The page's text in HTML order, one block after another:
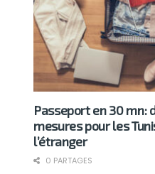
Passeport en 30 mn:
mesures pour les
l’étranger
0 PARTAGES